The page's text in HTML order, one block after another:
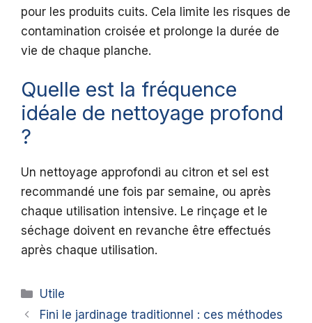
pour les produits cuits. Cela limite les risques de
contamination croisée et prolonge la durée de
vie de chaque planche.
Quelle est la fréquence
idéale de nettoyage profond
?
Un nettoyage approfondi au citron et sel est
recommandé une fois par semaine, ou après
chaque utilisation intensive. Le rinçage et le
séchage doivent en revanche être effectués
après chaque utilisation.
Catégories
Utile
Fini le jardinage traditionnel : ces méthodes